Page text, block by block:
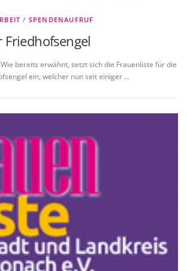
/ SPENDENAUFRUF
bereits erwähnt, setzt sich die Frauenliste für die
ein, welcher nun seit einiger …